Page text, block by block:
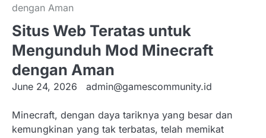
dengan Aman
Situs Web Teratas untuk
Mengunduh Mod Minecraft
dengan Aman
June 24, 2026 admin@gamescommunity.id
Minecraft, dengan daya tariknya yang besar dan
kemungkinan yang tak terbatas, telah memikat